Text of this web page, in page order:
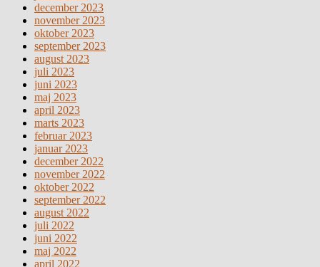
december 2023
november 2023
oktober 2023
september 2023
august 2023
juli 2023
juni 2023
maj 2023
april 2023
marts 2023
februar 2023
januar 2023
december 2022
november 2022
oktober 2022
september 2022
august 2022
juli 2022
juni 2022
maj 2022
april 2022